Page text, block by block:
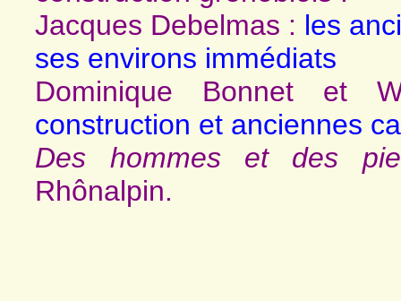
Jacques Debelmas : les
ses environs immédiats
Dominique Bonnet et
construction et anciennes
Des hommes et des
Rhônalpin.